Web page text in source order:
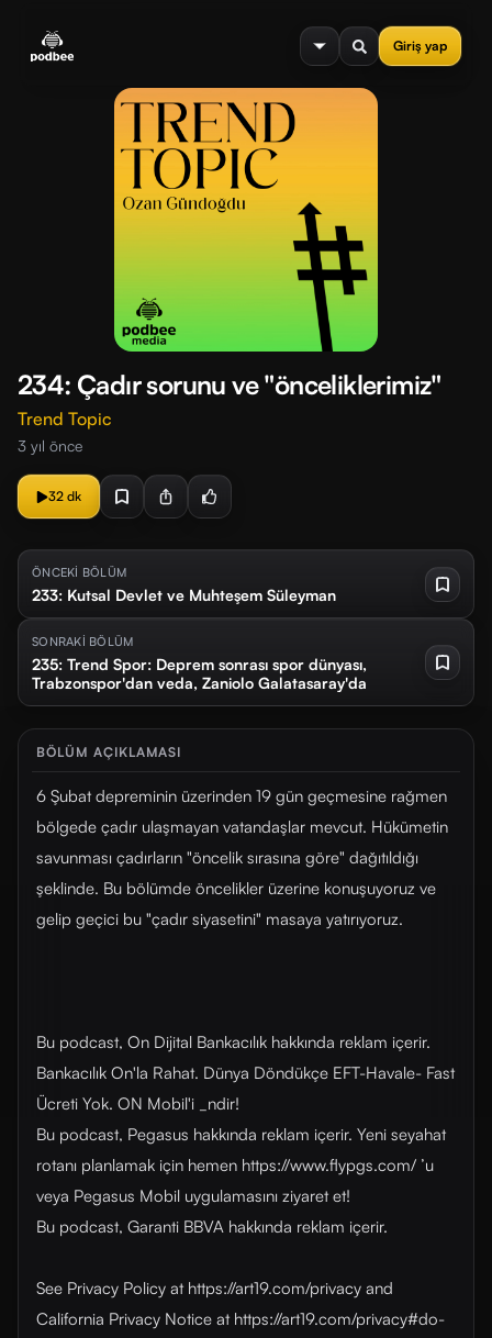
Giriş yap
menu
234: Çadır sorunu ve "önceliklerimiz"
Trend Topic
3 yıl önce
32 dk
ÖNCEKİ BÖLÜM
233: Kutsal Devlet ve Muhteşem Süleyman
SONRAKİ BÖLÜM
235: Trend Spor: Deprem sonrası spor dünyası,
Trabzonspor'dan veda, Zaniolo Galatasaray'da
BÖLÜM AÇIKLAMASI
6 Şubat depreminin üzerinden 19 gün geçmesine rağmen
bölgede çadır ulaşmayan vatandaşlar mevcut. Hükümetin
savunması çadırların "öncelik sırasına göre" dağıtıldığı
şeklinde. Bu bölümde öncelikler üzerine konuşuyoruz ve
gelip geçici bu "çadır siyasetini" masaya yatırıyoruz.
Bu podcast, On Dijital Bankacılık hakkında reklam içerir.
Bankacılık On'la Rahat. Dünya Döndükçe EFT-Havale- Fast
Ücreti Yok. ON Mobil'i _ndir!
Bu podcast, Pegasus hakkında reklam içerir. Yeni seyahat
rotanı planlamak için hemen https://www.flypgs.com/ ’u
veya Pegasus Mobil uygulamasını ziyaret et!
Bu podcast, Garanti BBVA hakkında reklam içerir.
See Privacy Policy at https://art19.com/privacy and
California Privacy Notice at https://art19.com/privacy#do-